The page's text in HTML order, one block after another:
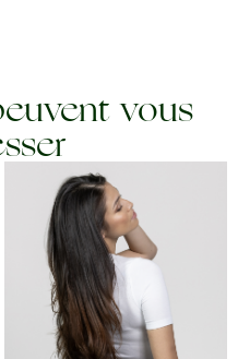
vous